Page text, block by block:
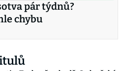
pár týdnů?
chybu